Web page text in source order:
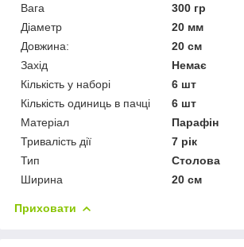
Вага
300 гр
Діаметр
20 мм
Довжина:
20 см
Захід
Немає
Кількість у наборі
6 шт
Кількість одиниць в пачці
6 шт
Матеріал
Парафін
Тривалість дії
7 рік
Тип
Столова
Ширина
20 см
Приховати